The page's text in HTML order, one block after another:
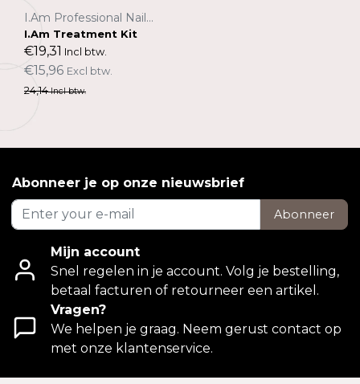
I.Am Professional Nail Systems
I.Am Treatment Kit
€19,31 Incl btw.
€15,96 Excl btw.
24,14Incl btw.
Abonneer je op onze nieuwsbrief
Abonneer
Mijn account
Snel regelen in je account. Volg je bestelling,
betaal facturen of retourneer een artikel.
Vragen?
We helpen je graag. Neem gerust contact op
met onze klantenservice.